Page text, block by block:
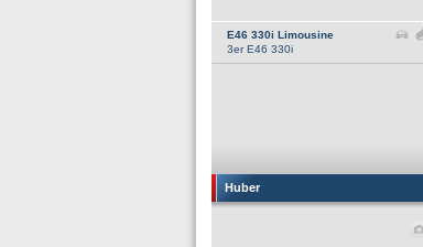
E46 330i Limousine
3er E46 330i
Huber